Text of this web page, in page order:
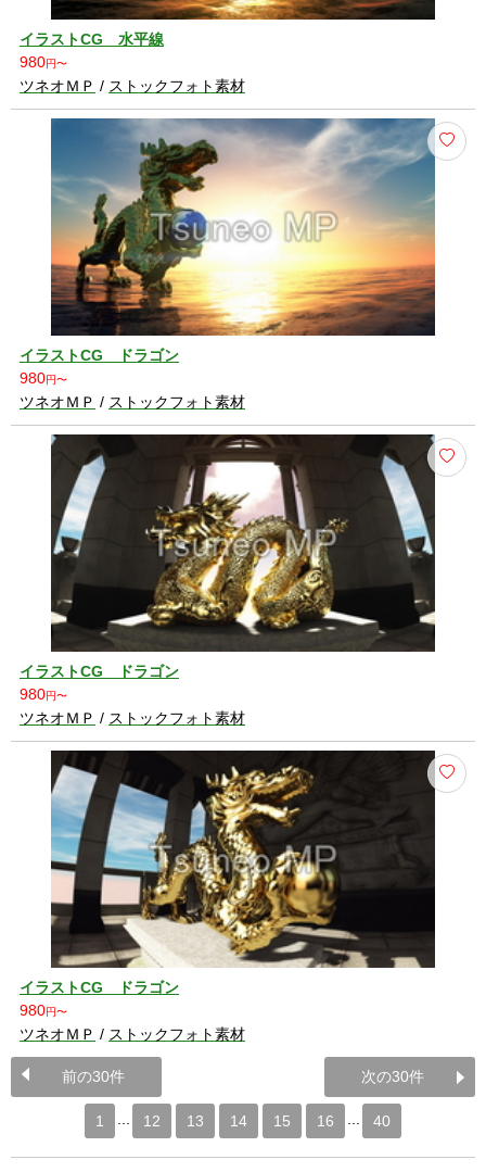
イラストCG 水平線
980円〜
ツネオＭＰ / ストックフォト素材
イラストCG ドラゴン
980円〜
ツネオＭＰ / ストックフォト素材
イラストCG ドラゴン
980円〜
ツネオＭＰ / ストックフォト素材
イラストCG ドラゴン
980円〜
ツネオＭＰ / ストックフォト素材
前の30件 次の30件
1 12 13 14 15 16 40